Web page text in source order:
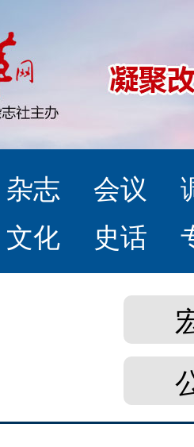
杂志 会议
文化
史话